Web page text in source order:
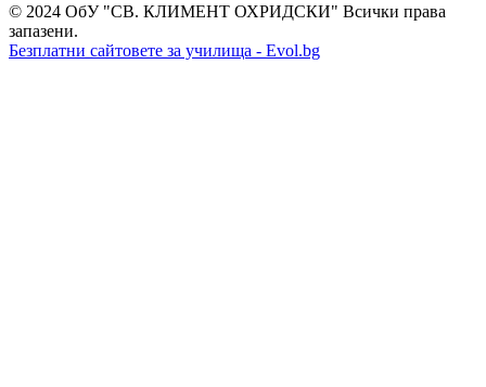
© 2024 ОбУ "СВ. КЛИМЕНТ ОХРИДСКИ" Всички права
запазени.
Безплатни сайтовете за училища - Evol.bg